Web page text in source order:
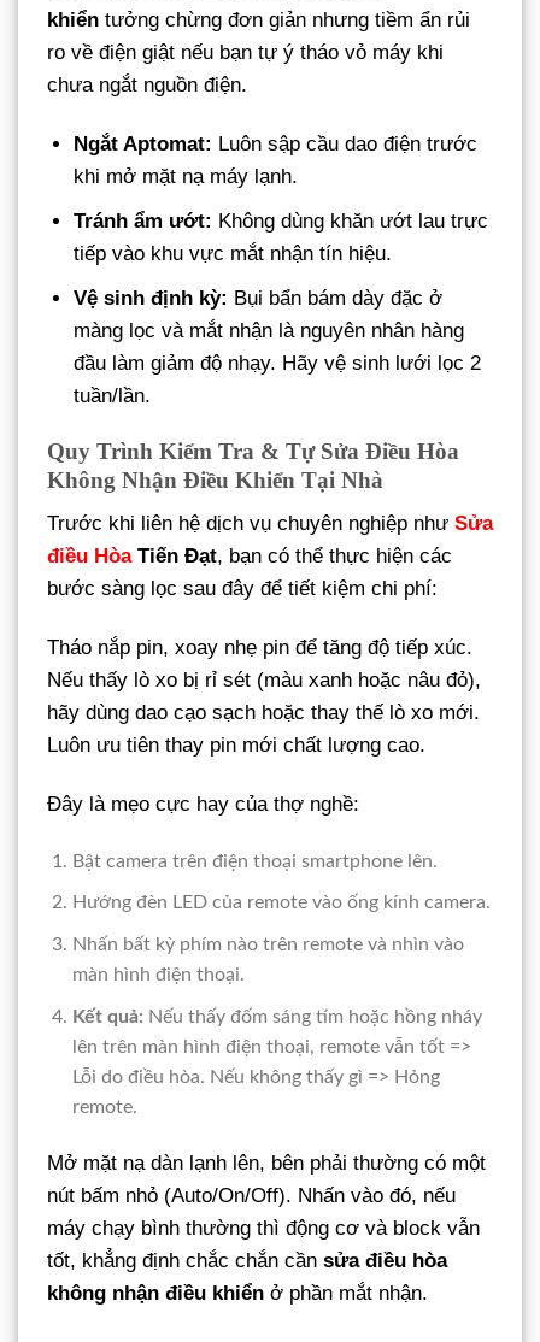
khiển tưởng chừng đơn giản nhưng tiềm ẩn rủi
ro về điện giật nếu bạn tự ý tháo vỏ máy khi
chưa ngắt nguồn điện.
Ngắt Aptomat: Luôn sập cầu dao điện trước
khi mở mặt nạ máy lạnh.
Tránh ẩm ướt: Không dùng khăn ướt lau trực
tiếp vào khu vực mắt nhận tín hiệu.
Vệ sinh định kỳ: Bụi bẩn bám dày đặc ở
màng lọc và mắt nhận là nguyên nhân hàng
đầu làm giảm độ nhạy. Hãy vệ sinh lưới lọc 2
tuần/lần.
Quy Trình Kiểm Tra & Tự Sửa Điều Hòa
Không Nhận Điều Khiển Tại Nhà
Trước khi liên hệ dịch vụ chuyên nghiệp như Sửa
điều HòaTiến Đạt, bạn có thể thực hiện các
bước sàng lọc sau đây để tiết kiệm chi phí:
Tháo nắp pin, xoay nhẹ pin để tăng độ tiếp xúc.
Nếu thấy lò xo bị rỉ sét (màu xanh hoặc nâu đỏ),
hãy dùng dao cạo sạch hoặc thay thế lò xo mới.
Luôn ưu tiên thay pin mới chất lượng cao.
Đây là mẹo cực hay của thợ nghề:
Bật camera trên điện thoại smartphone lên.
Hướng đèn LED của remote vào ống kính camera.
Nhấn bất kỳ phím nào trên remote và nhìn vào
màn hình điện thoại.
Kết quả: Nếu thấy đốm sáng tím hoặc hồng nháy
lên trên màn hình điện thoại, remote vẫn tốt =>
Lỗi do điều hòa. Nếu không thấy gì => Hỏng
remote.
Mở mặt nạ dàn lạnh lên, bên phải thường có một
nút bấm nhỏ (Auto/On/Off). Nhấn vào đó, nếu
máy chạy bình thường thì động cơ và block vẫn
tốt, khẳng định chắc chắn cần sửa điều hòa
không nhận điều khiển ở phần mắt nhận.